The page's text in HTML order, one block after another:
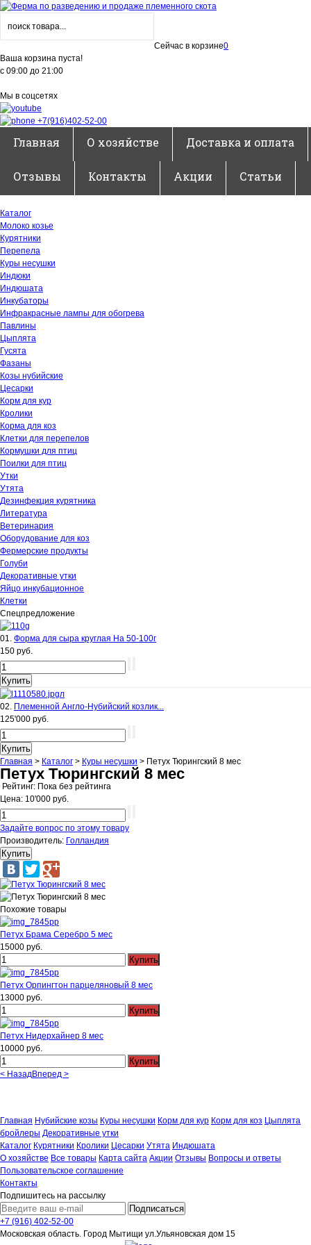
Сейчас в корзине0
Ваша корзина пуста!
с 09:00 до 21:00
Мы в соцсетях
+7(916)402-52-00
Главная О хозяйстве Доставка и оплата
Отзывы Контакты Акции Статьи
Каталог
Молоко козье
Курятники
Перепела
Куры несушки
Индюки
Индюшата
Инкубаторы
Инфракрасные лампы для обогрева
Павлины
Цыплята
Гусята
Фазаны
Козы нубийские
Цесарки
Корм для кур
Кролики
Корма для коз
Клетки для перепелов
Кормушки для птиц
Поилки для птиц
Утки
Утята
Дезинфекция курятника
Литература
Ветеринария
Оборудование для коз
Фермерские продукты
Голуби
Декоративные утки
Яйцо инкубационное
Клетки
Спецпредложение
01. Форма для сыра круглая На 50-100г
150 руб.
02. Племенной Англо-Нубийский козлик...
125'000 руб.
Главная > Каталог > Куры несушки > Петух Тюрингский 8 мес
Петух Тюрингский 8 мес
Рейтинг: Пока без рейтинга
Цена: 10'000 руб.
Задайте вопрос по этому товару
Производитель: Голландия
Похожие товары
Петух Брама Серебро 5 мес
15000 руб.
Петух Орпингтон парцеляновый 8 мес
13000 руб.
Петух Нидерхайнер 8 мес
10000 руб.
< НазадВперед >
Главная Нубийские козы Куры несушки Корм для кур Корм для коз Цыплята
бройлеры Декоративные утки
Каталог Курятники Кролики Цесарки Утята Индюшата
О хозяйстве Все товары Карта сайта Акции Отзывы Вопросы и ответы
Пользовательское соглашение
Контакты
Подпишитесь на рассылку
+7 (916) 402-52-00
Московская область. Город Мытищи ул.Ульяновская дом 15